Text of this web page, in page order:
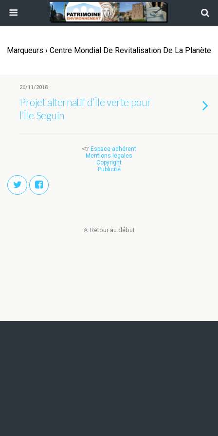
Marqueurs › Centre Mondial De Revitalisation De La Planète
26/11/2018
Projet alternatif d’Île verte pour
l’Île Seguin
<tr Espace adhérent
Mentions légales
Copyright
Publicité
Retour au début